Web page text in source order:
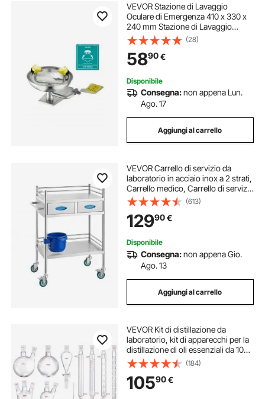
VEVOR Stazione di Lavaggio
Oculare di Emergenza 410 x 330 x
240 mm Stazione di Lavaggio
Oculare da Parete in Acciaio
Inossidabile, Ideale per Laboratori,
Fabbriche, Scuole, Cantieri Edili
(28)
5890€
Disponibile
Consegna:non appena Lun.
Ago. 17
Aggiungi al carrello
VEVOR Carrello di servizio da
laboratorio in acciaio inox a 2 strati,
Carrello medico, Carrello di servizio
dentale con ruote bloccabili e
secchio, per laboratorio, ospedale,
uso dentale
(613)
12990€
Disponibile
Consegna:non appena Gio.
Ago. 13
Aggiungi al carrello
VEVOR Kit di distillazione da
laboratorio, kit di apparecchi per la
distillazione di oli essenziali da 1000
ml, set di attrezzature per vetreria
da 32 pezzi
(184)
10590€